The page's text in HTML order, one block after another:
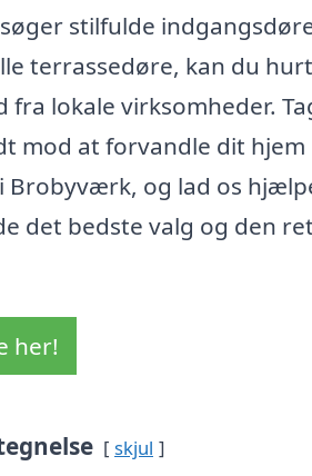
stilfulde
terrassedøre, kan du
lokale virksomheder.
mod at forvandle dit hjem
Brobyværk, og lad os
det bedste valg og den
her!
skjul